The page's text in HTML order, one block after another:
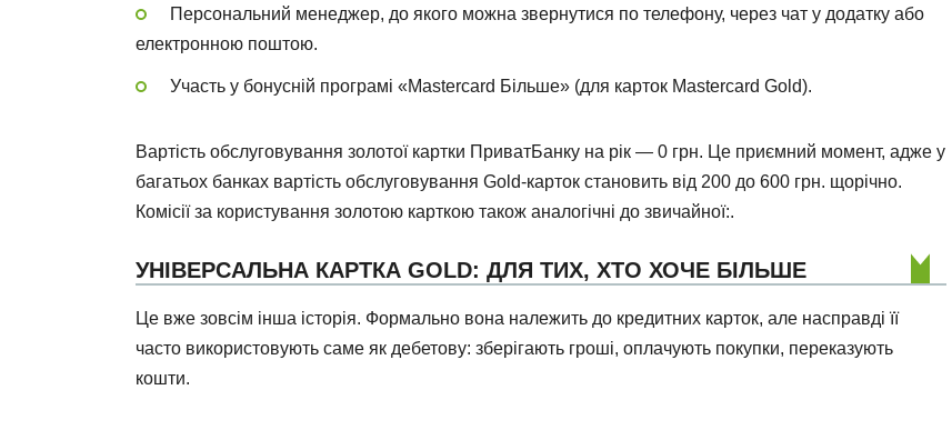
Персональний менеджер, до якого можна звернутися по телефону, через чат у додатку або
електронною поштою.
Участь у бонусній програмі «Mastercard Більше» (для карток Mastercard Gold).
Вартість обслуговування золотої картки ПриватБанку на рік — 0 грн. Це приємний момент, адже у
багатьох банках вартість обслуговування Gold-карток становить від 200 до 600 грн. щорічно.
Комісії за користування золотою карткою також аналогічні до звичайної:.
УНІВЕРСАЛЬНА КАРТКА GOLD: ДЛЯ ТИХ, ХТО ХОЧЕ БІЛЬШЕ
Це вже зовсім інша історія. Формально вона належить до кредитних карток, але насправді її
часто використовують саме як дебетову: зберігають гроші, оплачують покупки, переказують
кошти.